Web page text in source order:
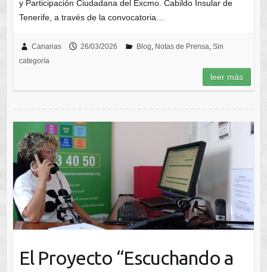
y Participación Ciudadana del Excmo. Cabildo Insular de
Tenerife, a través de la convocatoria…
Canarias 26/03/2026 Blog Notas de Prensa Sin
categoría
leer más
El Proyecto “Escuchando a